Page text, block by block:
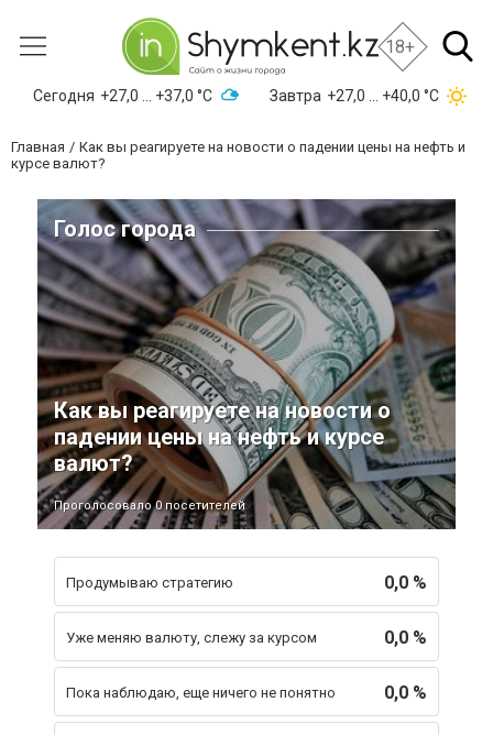
18+
Сегодня +27,0 ... +37,0 °С Завтра +27,0 ... +40,0 °С
Главная
Как вы реагируете на новости о падении цены на нефть и
курсе валют?
Голос города
Как вы реагируете на новости о
падении цены на нефть и курсе
валют?
Проголосовало 0 посетителей
0,0 %
Продумываю стратегию
0,0 %
Уже меняю валюту, слежу за курсом
0,0 %
Пока наблюдаю, еще ничего не понятно